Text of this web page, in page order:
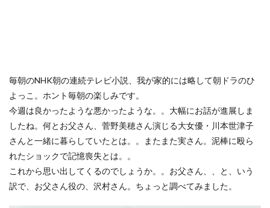
毎朝のNHK朝の連続テレビ小説、我が家的には略して朝ドラのひ
よっこ。ホント毎朝の楽しみです。
今週は良かったような悪かったような。。大幅にお話が進展しま
したね。何とお父さん、菅野美穂さん演じる大女優・川本世津子
さんと一緒に暮らしていたとは。。またまた実さん。泥棒に殴ら
れたショックで記憶喪失とは。。
これから思い出してくるのでしょうか。。お父さん、、と、いう
訳で、お父さん役の、沢村さん。ちょっと調べてみました。